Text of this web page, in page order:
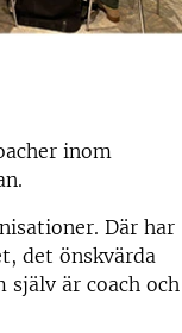
inom
Där har
det önskvärda
själv är coach och